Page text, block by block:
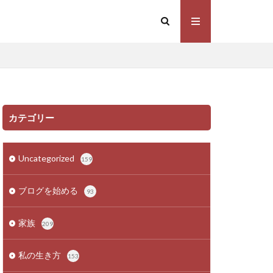
カテゴリー
Uncategorized 159
ブログを始める 93
家族 209
私の生き方 153